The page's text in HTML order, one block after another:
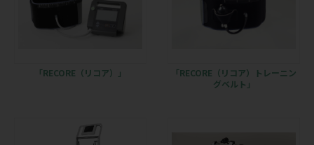
「RECORE（リコア）」
「RECORE（リコア）トレーニン
グベルト」